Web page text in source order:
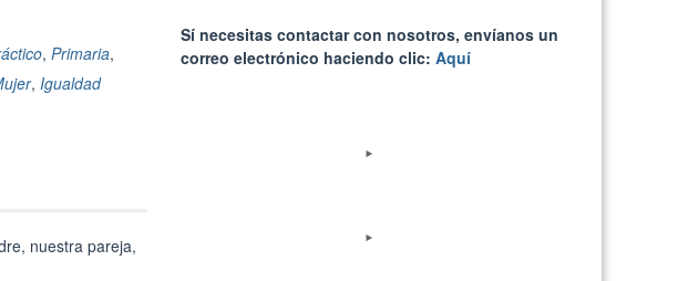
, Primaria,
, Igualdad
nuestra pareja,
Sí necesitas contactar con nosotros, envíanos un
correo electrónico haciendo clic: Aquí